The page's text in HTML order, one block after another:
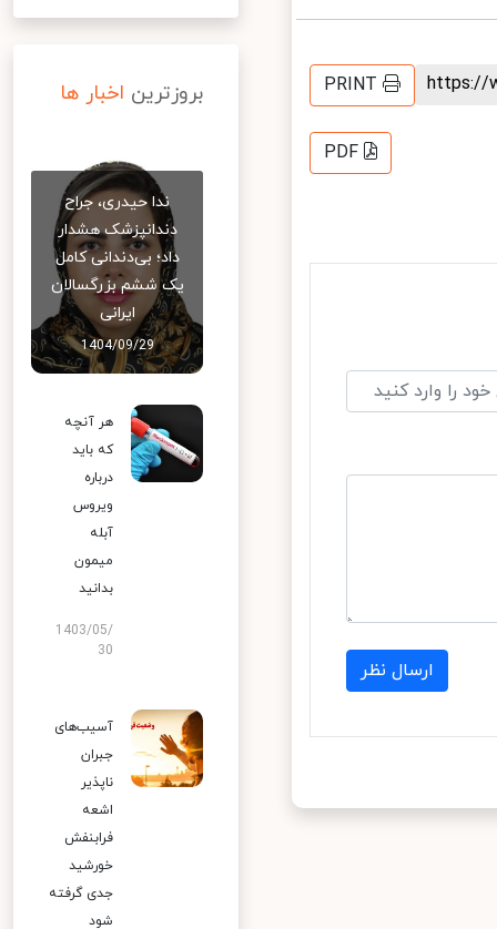
PRINT
PDF
ارسال نظر
بروزترین اخبار ها
ندا حیدری، جراح
دندانپزشک هشدار
داد؛ بی‌دندانی کامل
یک ششم بزرگسالان
ایرانی
1404/09/29
هر آنچه
که باید
درباره
ویروس
آبله
میمون
بدانید
1403/05/
30
آسیب‌های
جبران
ناپذیر
اشعه
فرابنفش
خورشید
جدی گرفته
شود